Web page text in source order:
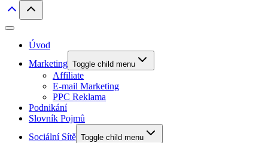
Úvod
Marketing Toggle child menu
Affiliate
E-mail Marketing
PPC Reklama
Podnikání
Slovník Pojmů
Sociální Sítě Toggle child menu